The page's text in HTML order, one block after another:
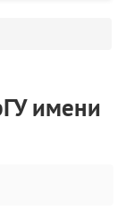
имени